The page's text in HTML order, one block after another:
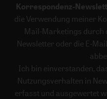
Korrespondenz-
die Verwendung meiner
Mail-Marketings durch
Newsletter oder die E-
Ich bin einverstanden,
Nutzungsverhalten in
erfasst und ausgewertet